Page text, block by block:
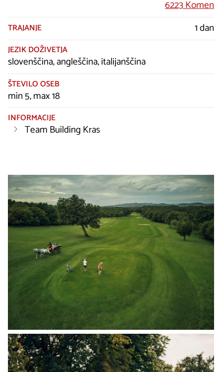
6223 Komen
TRAJANJE 1 dan
JEZIK DOŽIVETJA
slovenščina, angleščina, italijanščina
ŠTEVILO OSEB
min 5, max 18
INFORMACIJE
Team Building Kras